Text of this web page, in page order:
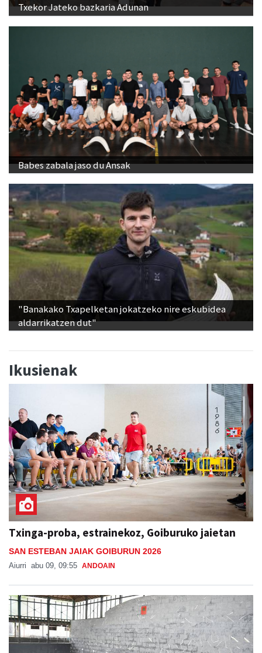
Txekor Jateko bazkaria Adunan
Babes zabala jaso du Ansak
"Banakako Txapelketan jokatzeko nire eskubidea
aldarrikatzen dut"
Ikusienak
Txinga-proba, estrainekoz, Goiburuko jaietan
SAN ESTEBAN JAIAK GOIBURUN 2026
Aiurri abu 09, 09:55 ANDOAIN